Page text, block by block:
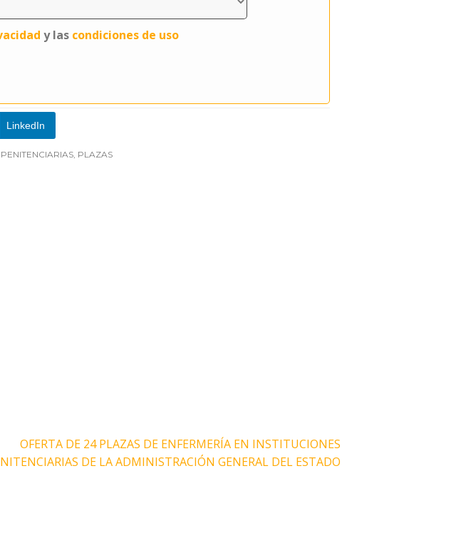
y las condiciones de uso
LinkedIn
PENITENCIARIAS, PLAZAS
OFERTA DE 24 PLAZAS DE ENFERMERÍA EN INSTITUCIONES
DE LA ADMINISTRACIÓN GENERAL DEL ESTADO